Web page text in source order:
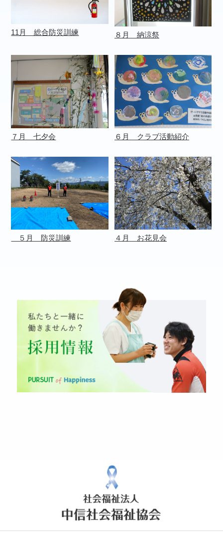
11月 総合防災訓練 ８月 納涼祭
７月 七夕会 ６月 クラブ活動紹介
５月 防災訓練 ４月 お花見会